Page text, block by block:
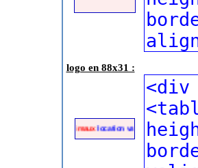
logo en 88x31 :
petites annonces animaux location vacances annonce